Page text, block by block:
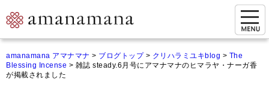
マイページ
amanamana アマナマナ > ブログトップ> クリハラミユキblog > The
Blessing Incense > 雑誌 steady.6月号にアマナマナのヒマラヤ・ナーガ香
が掲載されました